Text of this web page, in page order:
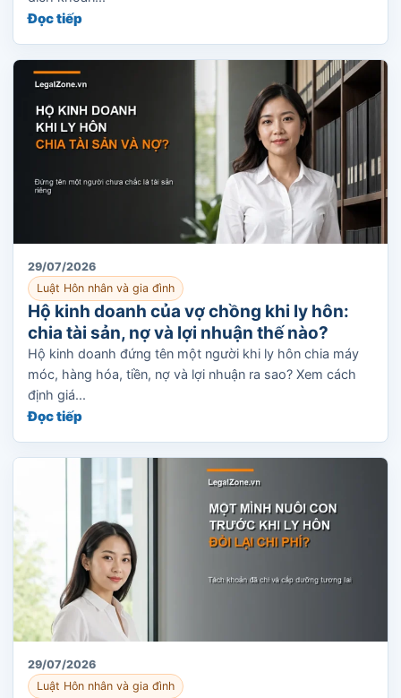
Đọc tiếp
29/07/2026
Luật Hôn nhân và gia đình
Hộ kinh doanh của vợ chồng khi ly hôn:
chia tài sản, nợ và lợi nhuận thế nào?
Hộ kinh doanh đứng tên một người khi ly hôn chia máy
móc, hàng hóa, tiền, nợ và lợi nhuận ra sao? Xem cách
định giá...
Đọc tiếp
29/07/2026
Luật Hôn nhân và gia đình